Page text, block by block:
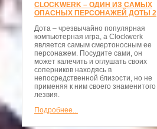
CLOCKWERK – ОДИН ИЗ САМЫХ
ОПАСНЫХ ПЕРСОНАЖЕЙ ДОТЫ 2
Дота – чрезвычайно популярная
компьютерная игра, а Clockwerk
является самым смертоносным ее
персонажем. Посудите сами, он
может калечить и оглушать своих
соперников находясь в
непосредственной близости, но не
применяя к ним своего знаменитого
лезвия.
Подробнее...